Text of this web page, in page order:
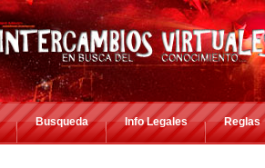
Busqueda Info Legales Reglas